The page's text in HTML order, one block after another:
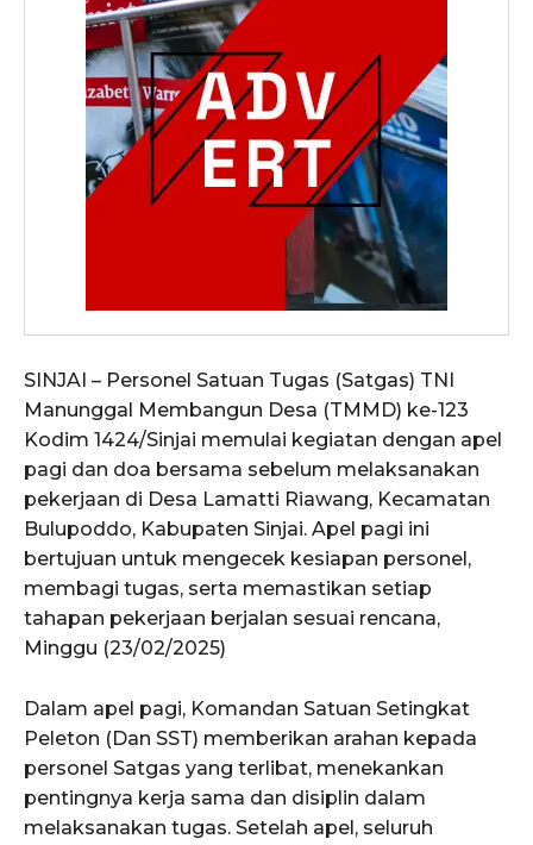
SINJAI – Personel Satuan Tugas (Satgas) TNI
Manunggal Membangun Desa (TMMD) ke-123
Kodim 1424/Sinjai memulai kegiatan dengan apel
pagi dan doa bersama sebelum melaksanakan
pekerjaan di Desa Lamatti Riawang, Kecamatan
Bulupoddo, Kabupaten Sinjai. Apel pagi ini
bertujuan untuk mengecek kesiapan personel,
membagi tugas, serta memastikan setiap
tahapan pekerjaan berjalan sesuai rencana,
Minggu (23/02/2025)
Dalam apel pagi, Komandan Satuan Setingkat
Peleton (Dan SST) memberikan arahan kepada
personel Satgas yang terlibat, menekankan
pentingnya kerja sama dan disiplin dalam
melaksanakan tugas. Setelah apel, seluruh